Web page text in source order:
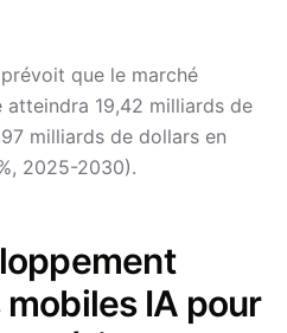
que le marché
19,42 milliards de
milliards de dollars en
2025-2030).
IA pour